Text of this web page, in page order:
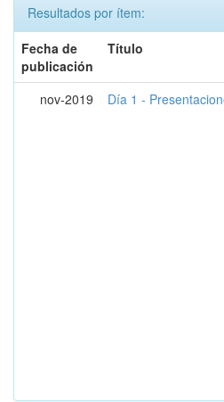
Resultados por ítem:
Fecha de
publicación
Título
nov-2019 Día 1 -